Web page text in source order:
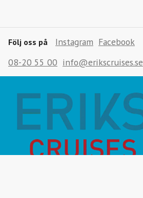
Följ oss på Instagram Facebook
08-20 55 00 info@erikscruises.se